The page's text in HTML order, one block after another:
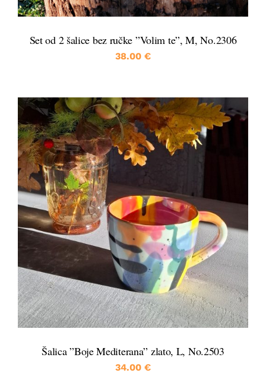
Set od 2 šalice bez ručke ”Volim te”, M, No.2306
38.00 €
DETALJI
Šalica ”Boje Mediterana” zlato, L, No.2503
34.00 €